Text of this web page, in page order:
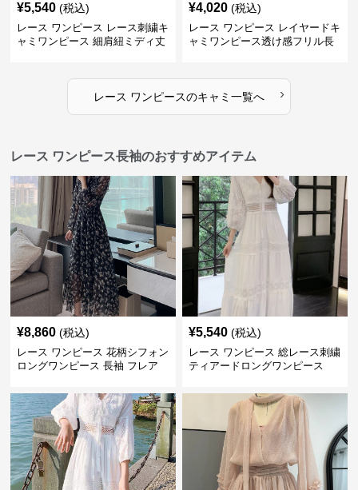
¥5,540 (税込)
レース ワンピース レース刺繍キ
ャミワンピース 細肩紐ミディ丈
¥4,020 (税込)
レース ワンピース レイヤードキ
ャミワンピース透け感フリル長
レース ワンピースのキャミ 一覧へ ›
レース ワンピース長袖のおすすめアイテム
¥8,860 (税込)
レース ワンピース 花柄シフォン
ロングワンピース 長袖 フレア
¥5,540 (税込)
レース ワンピース 総レース刺繍
ティアードロングワンピース